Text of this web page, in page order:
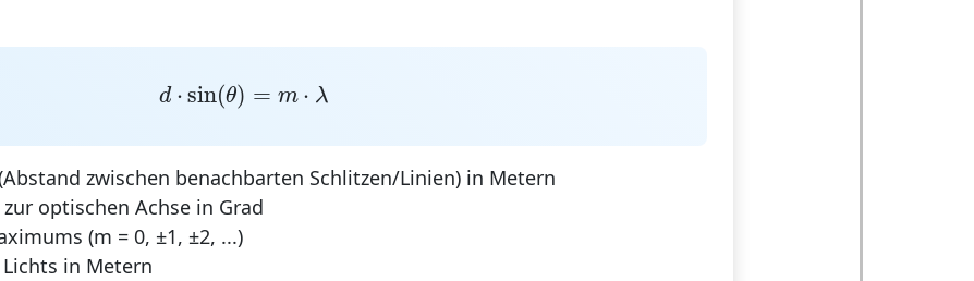
d ⋅ sin(θ) = m ⋅ λ
d⋅sin(θ m⋅
zwischen benachbarten Schlitzen/Linien) in Metern
optischen Achse in Grad
(m = 0, ±1, ±2, ...)
in Metern